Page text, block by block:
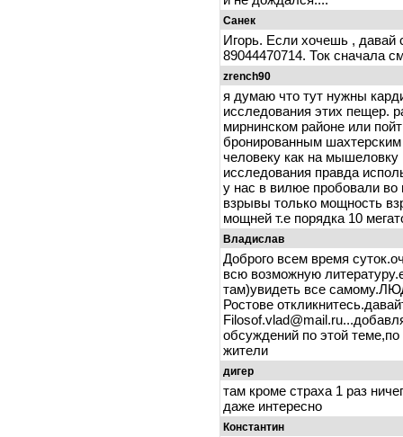
Санек
Игорь. Если хочешь , давай
89044470714. Ток сначала
zrench90
я думаю что тут нужны
исследования этих пещер.
мирнинском районе или
бронированным шахтерским
человеку как на
исследования правда
у нас в вилюе пробовали
взрывы только мощность
мощней т.е порядка 10
Владислав
Доброго всем время
всю возможную
там)увидеть все
Ростове
обсуждений по этой
жители
дигер
там кроме страха 1 раз
даже интересно
Константин